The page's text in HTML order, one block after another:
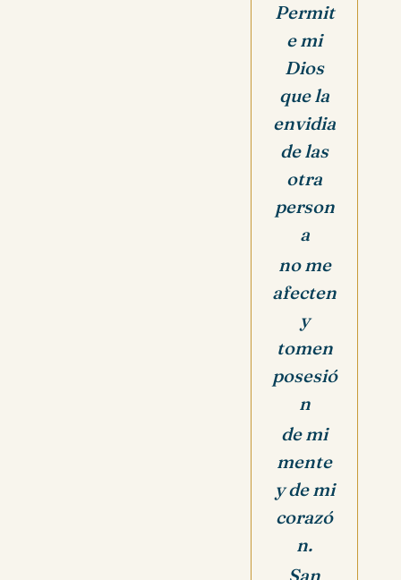
Permit
e mi
Dios
que la
envidia
de las
otra
person
a
no me
afecten
y
tomen
posesió
n
de mi
mente
y de mi
corazó
n.
San